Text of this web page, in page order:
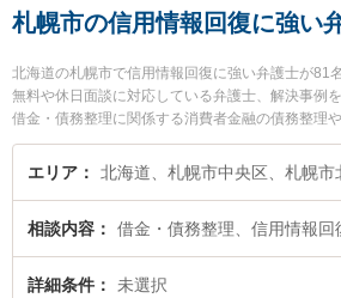
札幌市の信用情報回復に強い
北海道の札幌市で信用情報回復に強い弁護士が81
無料や休日面談に対応している弁護士、解決事例
借金・債務整理に関係する消費者金融の債務整理
理、リボ払いの債務整理等の細かな分野での絞り
に弁護士法人プロテクトスタンス 札幌事務所の髙
に発生した信用情報回復のトラブルを今すぐに弁
報回復のトラブル解決の実績豊富な近くの弁護士
料で信用情報回復を法律相談できる札幌市内の弁
エリア
相談内容 借金・債務整理、信用情報回
詳細条件 未選択